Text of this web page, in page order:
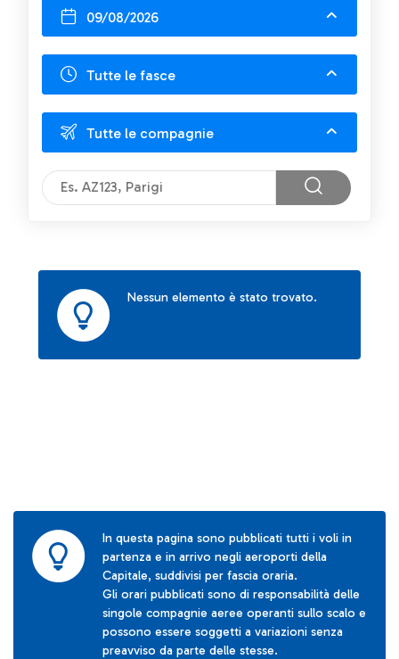
09/08/2026
Tutte le fasce
Tutte le compagnie
Nessun elemento è stato trovato.
In questa pagina sono pubblicati tutti i voli in
partenza e in arrivo negli aeroporti della
Capitale, suddivisi per fascia oraria.
Gli orari pubblicati sono di responsabilità delle
singole compagnie aeree operanti sullo scalo e
possono essere soggetti a variazioni senza
preavviso da parte delle stesse.